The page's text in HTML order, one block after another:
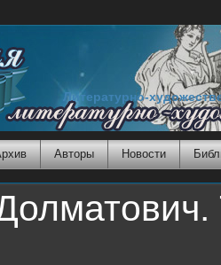
Литературно-
Авторы Новости